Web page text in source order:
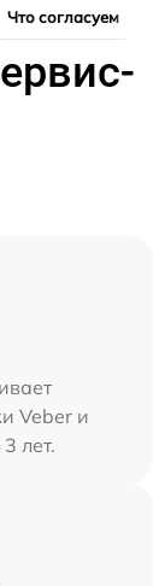
Что согласуем
Veber и
лет.